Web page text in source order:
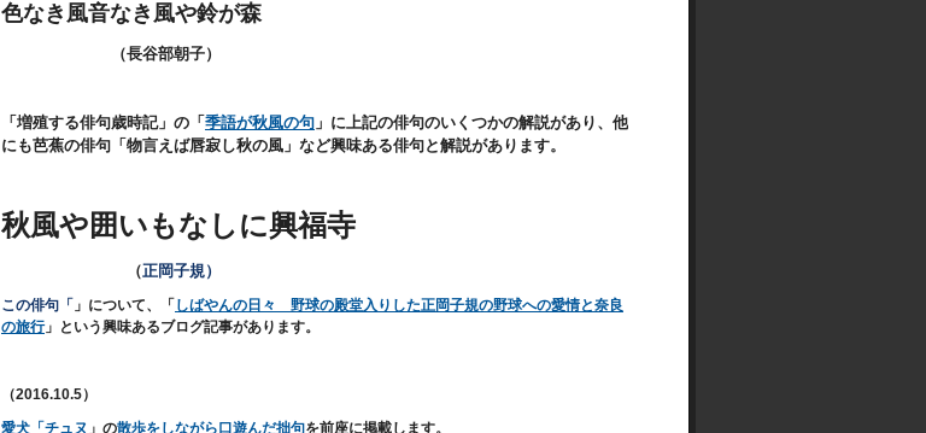
色なき風音なき風や鈴が森
（長谷部朝子）
「増殖する俳句歳時記」の「 季語が秋風の句 」に上記の俳句のいくつかの解説があり、他
にも芭蕉の俳句「物言えば唇寂し秋の風」など興味ある俳句と解説があります。
秋風や囲いもなしに興福寺
（正岡子規）
この俳句「 」について、 「 しばやんの日々 野球の殿堂入りした正岡子規の野球への愛情と奈良
の旅行」という興味あるブログ記事があります。
（2016.10.5）
愛犬「チュヌ 」の散歩をしながら口遊んだ拙句を前座に掲載します。